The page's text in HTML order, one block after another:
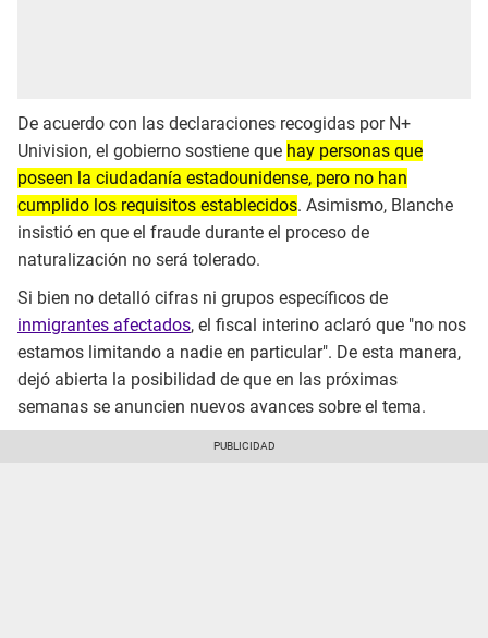
De acuerdo con las declaraciones recogidas por N+
Univision, el gobierno sostiene que hay personas que
poseen la ciudadanía estadounidense, pero no han
cumplido los requisitos establecidos. Asimismo, Blanche
insistió en que el fraude durante el proceso de
naturalización no será tolerado.
Si bien no detalló cifras ni grupos específicos de
inmigrantes afectados, el fiscal interino aclaró que "no nos
estamos limitando a nadie en particular". De esta manera,
dejó abierta la posibilidad de que en las próximas
semanas se anuncien nuevos avances sobre el tema.